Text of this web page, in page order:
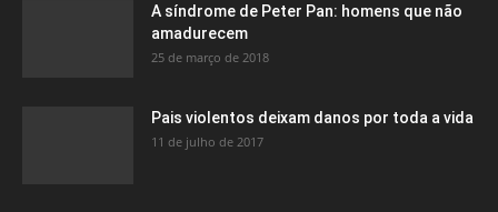
A síndrome de Peter Pan: homens que não
amadurecem
25 de março de 2018
Pais violentos deixam danos por toda a vida
11 de julho de 2017